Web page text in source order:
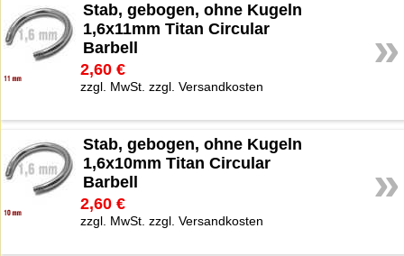
»
Stab, gebogen, ohne Kugeln
1,6x11mm Titan Circular
Barbell
2,60 €
zzgl. MwSt. zzgl. Versandkosten
»
Stab, gebogen, ohne Kugeln
1,6x10mm Titan Circular
Barbell
2,60 €
zzgl. MwSt. zzgl. Versandkosten